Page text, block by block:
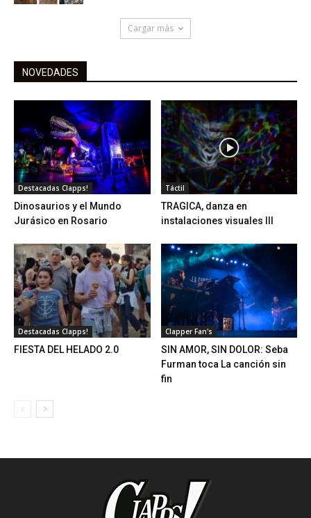
Cargar más
NOVEDADES
Destacadas Clapps!
Dinosaurios y el Mundo
Jurásico en Rosario
Táctil
TRAGICA, danza en
instalaciones visuales III
Destacadas Clapps!
FIESTA DEL HELADO 2.0
Clapper Fan's
SIN AMOR, SIN DOLOR: Seba
Furman toca La canción sin
fin